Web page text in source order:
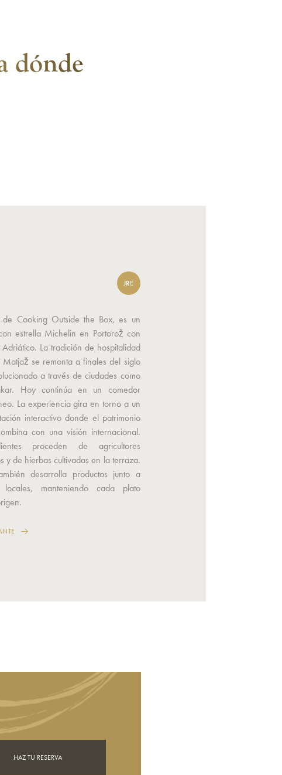
dónde
JRE
de Cooking Outside the Box, es un
estrella Michelin en Portorož con
La tradición de hospitalidad
se remonta a finales del siglo
a través de ciudades como
Hoy continúa en un comedor
La experiencia gira en torno a un
interactivo donde el patrimonio
con una visión internacional.
proceden de agricultores
y de hierbas cultivadas en la terraza.
desarrolla productos junto a
locales, manteniendo cada plato
HAZ TU RESERVA